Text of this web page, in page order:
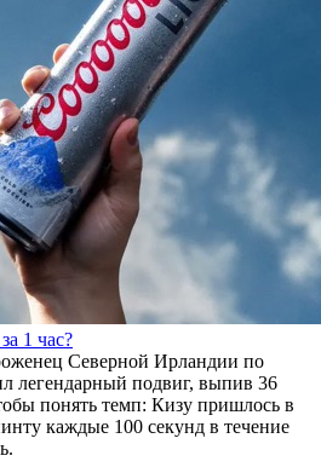
1 час?
Северной Ирландии по
легендарный подвиг, выпив 36
понять темп: Кизу пришлось в
каждые 100 секунд в течение